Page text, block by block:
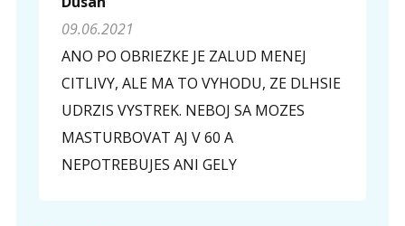
09.06.2021
ANO PO OBRIEZKE JE ZALUD MENEJ
CITLIVY, ALE MA TO VYHODU, ZE DLHSIE
UDRZIS VYSTREK. NEBOJ SA MOZES
MASTURBOVAT AJ V 60 A
NEPOTREBUJES ANI GELY